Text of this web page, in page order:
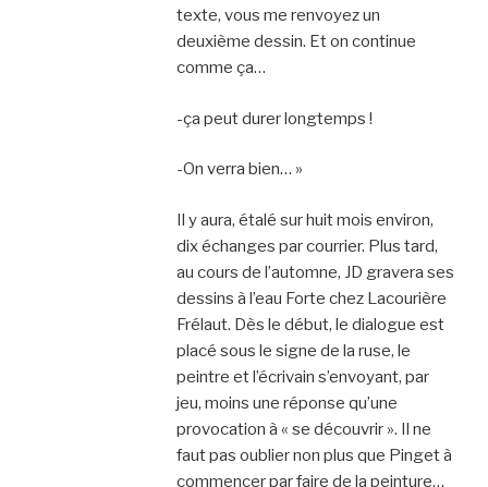
texte, vous me renvoyez un
deuxième dessin. Et on continue
comme ça…
-ça peut durer longtemps !
-On verra bien… »
Il y aura, étalé sur huit mois environ,
dix échanges par courrier. Plus tard,
au cours de l’automne, JD gravera ses
dessins à l’eau Forte chez Lacourière
Frélaut. Dès le début, le dialogue est
placé sous le signe de la ruse, le
peintre et l’écrivain s’envoyant, par
jeu, moins une réponse qu’une
provocation à « se découvrir ». Il ne
faut pas oublier non plus que Pinget à
commencer par faire de la peinture…